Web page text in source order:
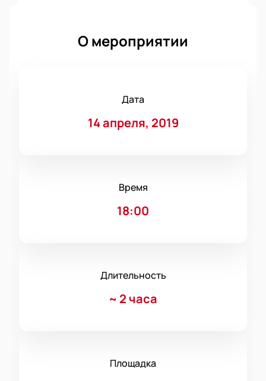
О мероприятии
Дата
14 апреля, 2019
Время
18:00
Длительность
~ 2 часа
Площадка